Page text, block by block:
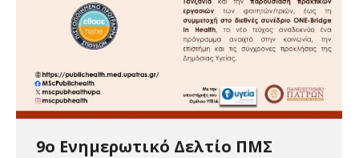
9o Ενημερωτικό Δελτίο ΠΜΣ